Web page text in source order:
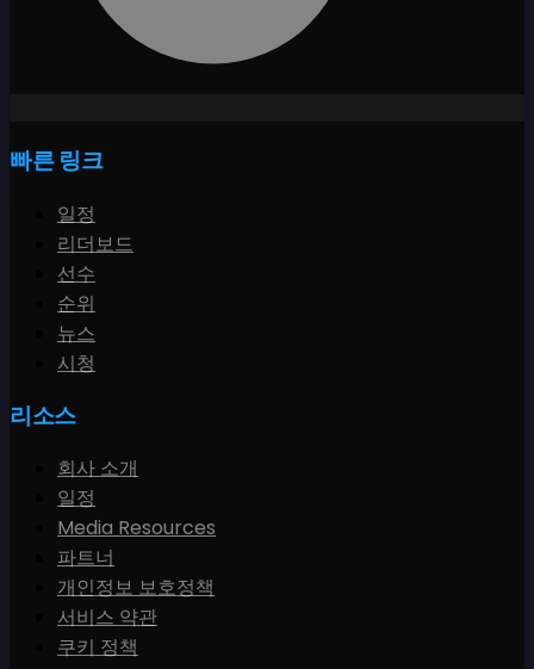
빠른 링크
일정
리더보드
선수
순위
뉴스
시청
리소스
회사 소개
일정
Media Resources
파트너
개인정보 보호정책
서비스 약관
쿠키 정책